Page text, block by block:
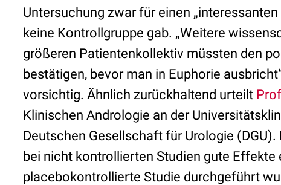
Untersuchung zwar für einen
keine Kontrollgruppe gab. „Weitere
größeren Patientenkollektiv müssten den
bestätigen, bevor man in Euphorie
vorsichtig. Ähnlich zurückhaltend urteilt
Klinischen Andrologie an der
Deutschen Gesellschaft für Urologie
bei nicht kontrollierten Studien gute Effekte
placebokontrollierte Studie durchgeführt